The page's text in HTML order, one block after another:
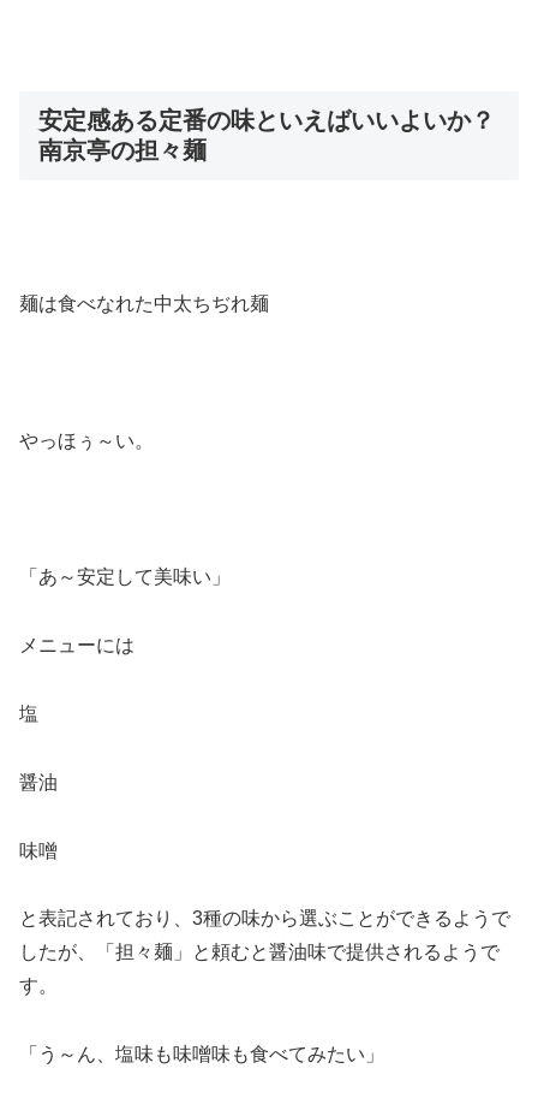
安定感ある定番の味といえばいいよいか？
南京亭の担々麺
麺は食べなれた中太ちぢれ麺
やっほぅ～い。
「あ～安定して美味い」
メニューには
塩
醤油
味噌
と表記されており、3種の味から選ぶことができるようで
したが、「担々麺」と頼むと醤油味で提供されるようで
す。
「う～ん、塩味も味噌味も食べてみたい」